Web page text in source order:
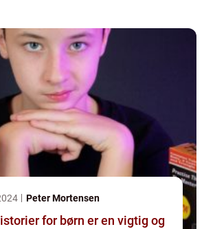
Peter Mortensen
for børn er en vigtig og